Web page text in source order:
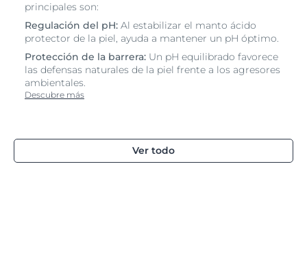
principales son:
Regulación del pH: Al estabilizar el manto ácido
protector de la piel, ayuda a mantener un pH óptimo.
Protección de la barrera: Un pH equilibrado favorece
las defensas naturales de la piel frente a los agresores
ambientales.
Descubre más
Ver todo